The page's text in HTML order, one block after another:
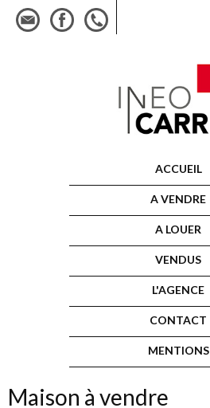
ACCUEIL
A VENDRE
A LOUER
VENDUS
L'AGENCE
CONTACT
MENTIONS
Maison à vendre